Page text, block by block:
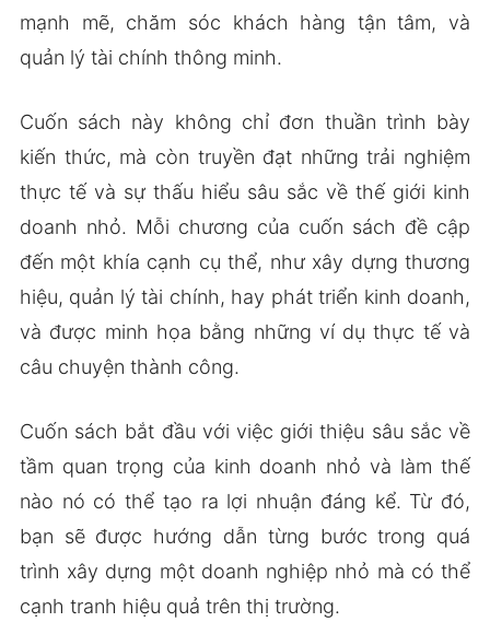
mạnh mẽ, chăm sóc khách hàng tận tâm, và
quản lý tài chính thông minh.
Cuốn sách này không chỉ đơn thuần trình bày
kiến thức, mà còn truyền đạt những trải nghiệm
thực tế và sự thấu hiểu sâu sắc về thế giới kinh
doanh nhỏ. Mỗi chương của cuốn sách đề cập
đến một khía cạnh cụ thể, như xây dựng thương
hiệu, quản lý tài chính, hay phát triển kinh doanh,
và được minh họa bằng những ví dụ thực tế và
câu chuyện thành công.
Cuốn sách bắt đầu với việc giới thiệu sâu sắc về
tầm quan trọng của kinh doanh nhỏ và làm thế
nào nó có thể tạo ra lợi nhuận đáng kể. Từ đó,
bạn sẽ được hướng dẫn từng bước trong quá
trình xây dựng một doanh nghiệp nhỏ mà có thể
cạnh tranh hiệu quả trên thị trường.